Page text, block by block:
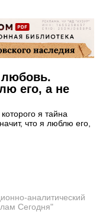
любовь.
его, а не
я тайна
что я люблю его,
аналитический
Сегодня"